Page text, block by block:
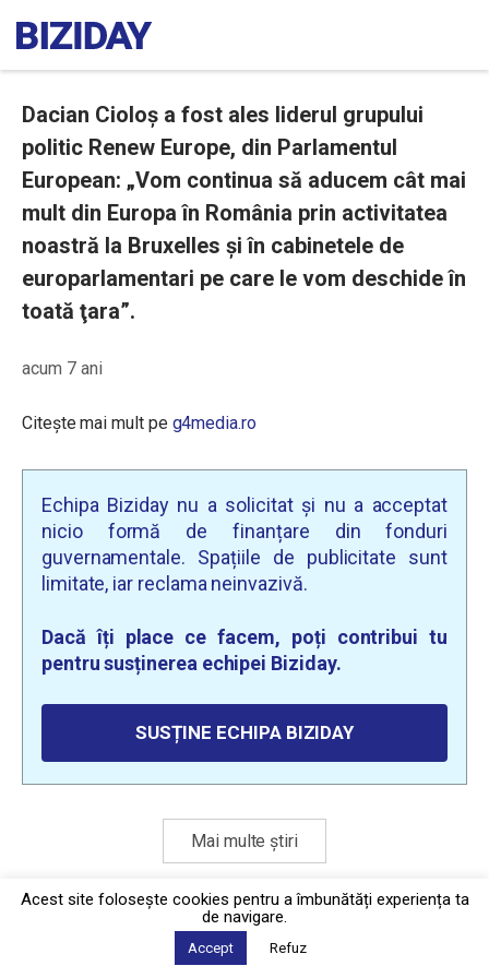
Dacian Cioloș a fost ales liderul grupului
politic Renew Europe, din Parlamentul
European: „Vom continua să aducem cât mai
mult din Europa în România prin activitatea
noastră la Bruxelles şi în cabinetele de
europarlamentari pe care le vom deschide în
toată ţara”.
acum 7 ani
Citește mai mult pe g4media.ro
Echipa Biziday nu a solicitat și nu a acceptat
nicio formă de finanțare din fonduri
guvernamentale. Spațiile de publicitate sunt
limitate, iar reclama neinvazivă.
Dacă îți place ce facem, poți contribui tu
pentru susținerea echipei Biziday.
SUSȚINE ECHIPA BIZIDAY
Mai multe știri
Politica de confidențialitate
2026 © Biziday
Acest site foloseşte cookies pentru a îmbunătăți experiența ta
de navigare.
Accept Refuz